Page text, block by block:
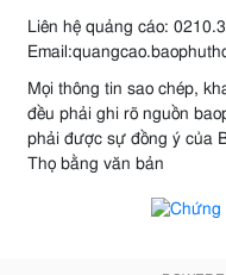
Liên hệ quảng cáo:
Mọi thông tin sao chép,
đều phải ghi rõ nguồn
phải được sự đồng ý của
Thọ bằng văn bản